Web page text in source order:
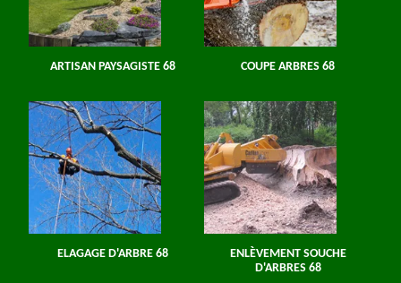
ARTISAN PAYSAGISTE 68 COUPE ARBRES 68
ELAGAGE D'ARBRE 68
ENLÈVEMENT SOUCHE
D'ARBRES 68